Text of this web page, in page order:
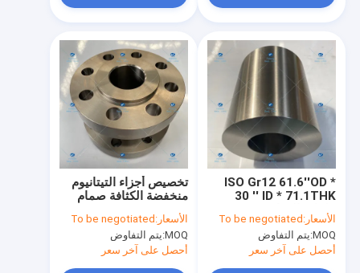
منتجات
معلومات عنا
جولة في المعمل
مراقبة الجودة
اطلب اقتباس
تخصيص أجزاء التيتانيوم
منخفضة الكثافة صمام
GB / T19001
الأسعار: To be negotiated
MOQ: يتم التفاوض
أحصل على آخر سعر
ISO Gr12 61.6''OD *
30 '' ID * 71.1THK
حلقات التيتانيوم
الأسعار: To be negotiated
MOQ: يتم التفاوض
أحصل على آخر سعر